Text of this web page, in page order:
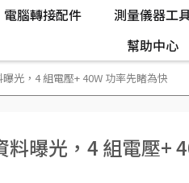
電腦轉接配件 測量儀器工
幫助中心
光，4 組電壓+ 40W 功率先睹為快
曝光，4 組電壓+